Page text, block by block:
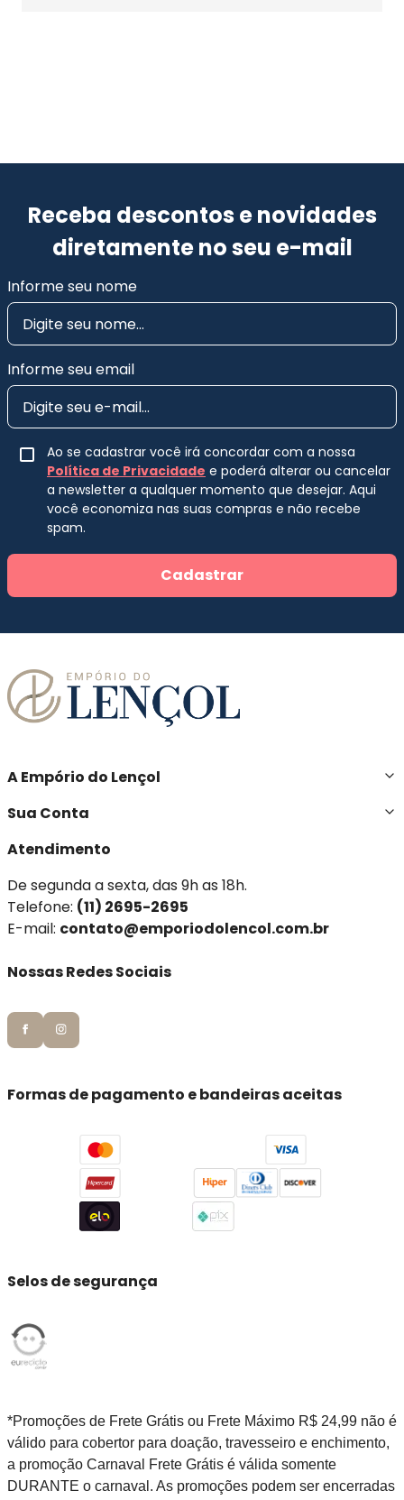
Receba descontos e novidades
diretamente no seu e-mail
Informe seu nome
Informe seu email
Ao se cadastrar você irá concordar com a nossa
Política de Privacidade e poderá alterar ou cancelar
a newsletter a qualquer momento que desejar. Aqui
você economiza nas suas compras e não recebe
spam.
Cadastrar
A Empório do Lençol
Sua Conta
Atendimento
De segunda a sexta, das 9h as 18h.
Telefone: (11) 2695-2695
E-mail: contato@emporiodolencol.com.br
Nossas Redes Sociais
Formas de pagamento e bandeiras aceitas
Selos de segurança
*Promoções de Frete Grátis ou Frete Máximo R$ 24,99 não é
válido para cobertor para doação, travesseiro e enchimento,
a promoção Carnaval Frete Grátis é válida somente
DURANTE o carnaval. As promoções podem ser encerradas